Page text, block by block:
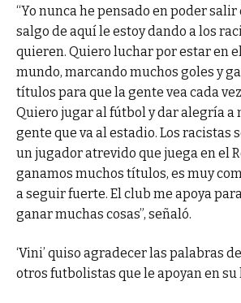
“Yo nunca he pensado en poder
salgo de aquí le estoy dando a los
quieren. Quiero luchar por estar en
mundo, marcando muchos goles y
títulos para que la gente vea cada
Quiero jugar al fútbol y dar alegría a
gente que va al estadio. Los racistas
un jugador atrevido que juega en el
ganamos muchos títulos, es muy
a seguir fuerte. El club me apoya
ganar muchas cosas”, señaló.
‘Vini’ quiso agradecer las palabras
otros futbolistas que le apoyan en su